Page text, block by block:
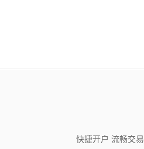
快捷开户 流畅交易